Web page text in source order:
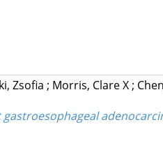
Zsofia ; Morris, Clare X ;